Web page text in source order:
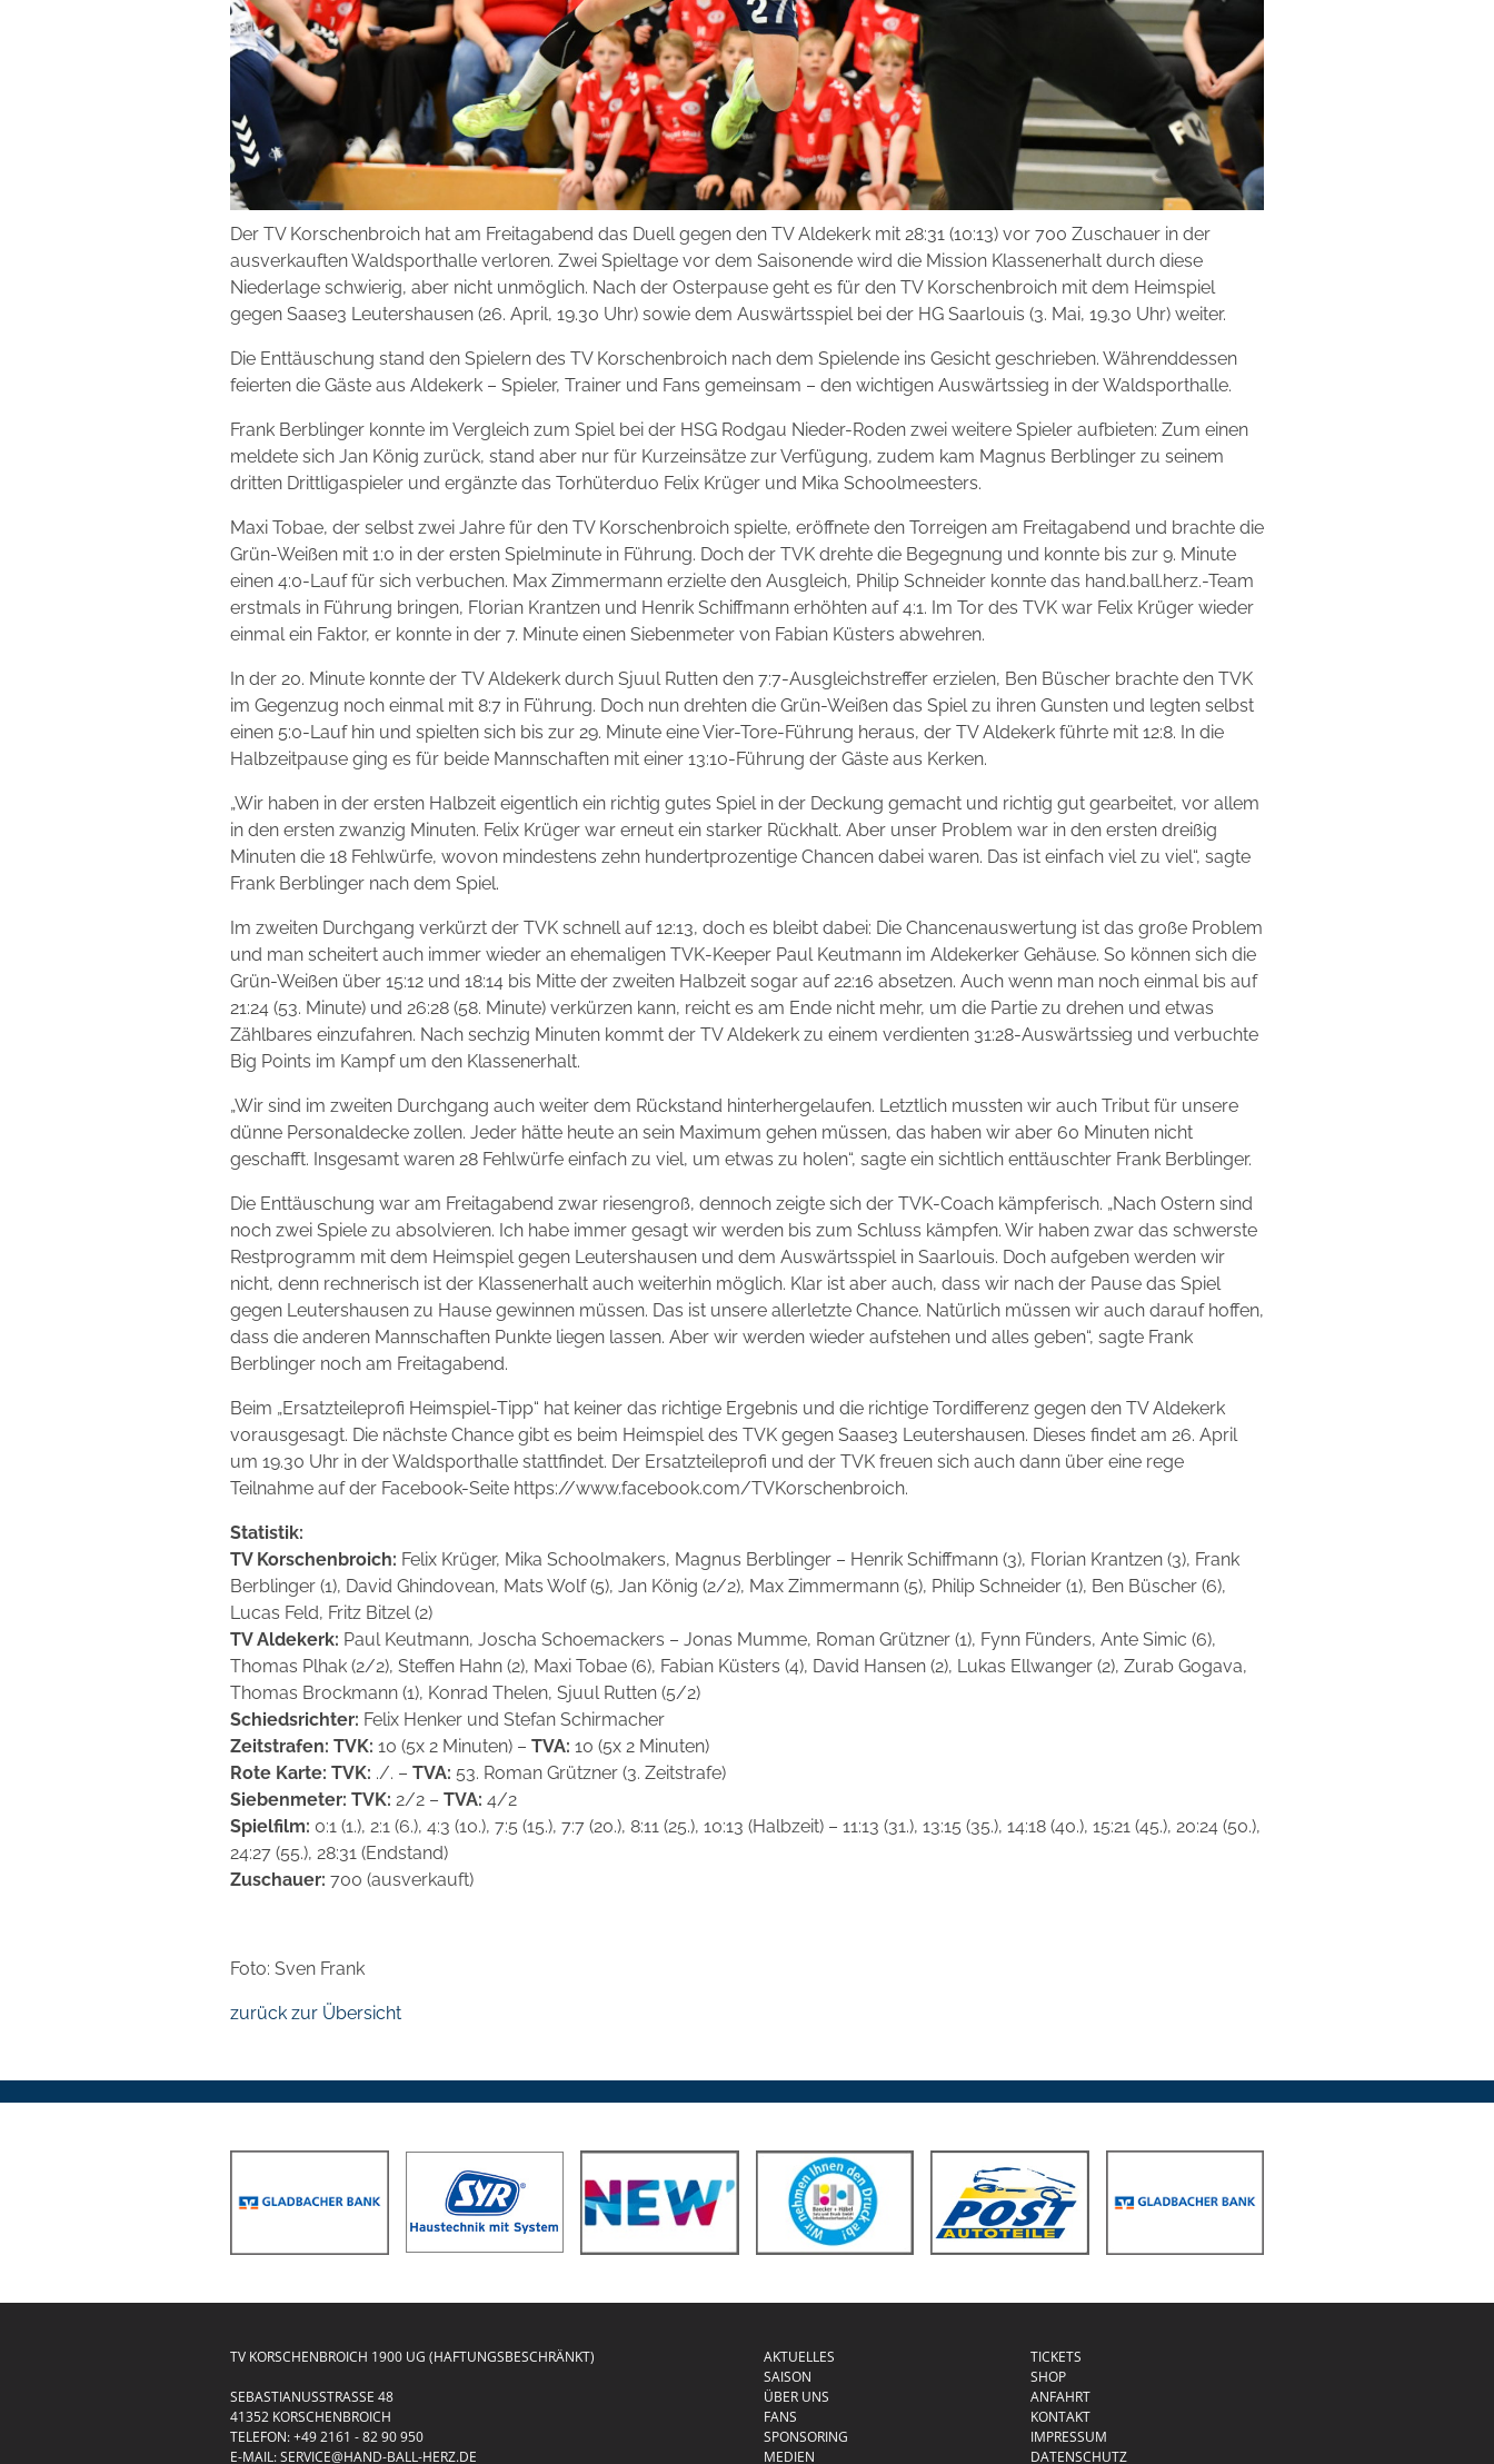
Der TV Korschenbroich hat am Freitagabend das Duell gegen den TV Aldekerk mit 28:31 (10:13) vor 700 Zuschauer in der
ausverkauften Waldsporthalle verloren. Zwei Spieltage vor dem Saisonende wird die Mission Klassenerhalt durch diese
Niederlage schwierig, aber nicht unmöglich. Nach der Osterpause geht es für den TV Korschenbroich mit dem Heimspiel
gegen Saase3 Leutershausen (26. April, 19.30 Uhr) sowie dem Auswärtsspiel bei der HG Saarlouis (3. Mai, 19.30 Uhr) weiter.
Die Enttäuschung stand den Spielern des TV Korschenbroich nach dem Spielende ins Gesicht geschrieben. Währenddessen
feierten die Gäste aus Aldekerk – Spieler, Trainer und Fans gemeinsam – den wichtigen Auswärtssieg in der Waldsporthalle.
Frank Berblinger konnte im Vergleich zum Spiel bei der HSG Rodgau Nieder-Roden zwei weitere Spieler aufbieten: Zum einen
meldete sich Jan König zurück, stand aber nur für Kurzeinsätze zur Verfügung, zudem kam Magnus Berblinger zu seinem
dritten Drittligaspieler und ergänzte das Torhüterduo Felix Krüger und Mika Schoolmeesters.
Maxi Tobae, der selbst zwei Jahre für den TV Korschenbroich spielte, eröffnete den Torreigen am Freitagabend und brachte die
Grün-Weißen mit 1:0 in der ersten Spielminute in Führung. Doch der TVK drehte die Begegnung und konnte bis zur 9. Minute
einen 4:0-Lauf für sich verbuchen. Max Zimmermann erzielte den Ausgleich, Philip Schneider konnte das hand.ball.herz.-Team
erstmals in Führung bringen, Florian Krantzen und Henrik Schiffmann erhöhten auf 4:1. Im Tor des TVK war Felix Krüger wieder
einmal ein Faktor, er konnte in der 7. Minute einen Siebenmeter von Fabian Küsters abwehren.
In der 20. Minute konnte der TV Aldekerk durch Sjuul Rutten den 7:7-Ausgleichstreffer erzielen, Ben Büscher brachte den TVK
im Gegenzug noch einmal mit 8:7 in Führung. Doch nun drehten die Grün-Weißen das Spiel zu ihren Gunsten und legten selbst
einen 5:0-Lauf hin und spielten sich bis zur 29. Minute eine Vier-Tore-Führung heraus, der TV Aldekerk führte mit 12:8. In die
Halbzeitpause ging es für beide Mannschaften mit einer 13:10-Führung der Gäste aus Kerken.
„Wir haben in der ersten Halbzeit eigentlich ein richtig gutes Spiel in der Deckung gemacht und richtig gut gearbeitet, vor allem
in den ersten zwanzig Minuten. Felix Krüger war erneut ein starker Rückhalt. Aber unser Problem war in den ersten dreißig
Minuten die 18 Fehlwürfe, wovon mindestens zehn hundertprozentige Chancen dabei waren. Das ist einfach viel zu viel“, sagte
Frank Berblinger nach dem Spiel.
Im zweiten Durchgang verkürzt der TVK schnell auf 12:13, doch es bleibt dabei: Die Chancenauswertung ist das große Problem
und man scheitert auch immer wieder an ehemaligen TVK-Keeper Paul Keutmann im Aldekerker Gehäuse. So können sich die
Grün-Weißen über 15:12 und 18:14 bis Mitte der zweiten Halbzeit sogar auf 22:16 absetzen. Auch wenn man noch einmal bis auf
21:24 (53. Minute) und 26:28 (58. Minute) verkürzen kann, reicht es am Ende nicht mehr, um die Partie zu drehen und etwas
Zählbares einzufahren. Nach sechzig Minuten kommt der TV Aldekerk zu einem verdienten 31:28-Auswärtssieg und verbuchte
Big Points im Kampf um den Klassenerhalt.
„Wir sind im zweiten Durchgang auch weiter dem Rückstand hinterhergelaufen. Letztlich mussten wir auch Tribut für unsere
dünne Personaldecke zollen. Jeder hätte heute an sein Maximum gehen müssen, das haben wir aber 60 Minuten nicht
geschafft. Insgesamt waren 28 Fehlwürfe einfach zu viel, um etwas zu holen“, sagte ein sichtlich enttäuschter Frank Berblinger.
Die Enttäuschung war am Freitagabend zwar riesengroß, dennoch zeigte sich der TVK-Coach kämpferisch. „Nach Ostern sind
noch zwei Spiele zu absolvieren. Ich habe immer gesagt wir werden bis zum Schluss kämpfen. Wir haben zwar das schwerste
Restprogramm mit dem Heimspiel gegen Leutershausen und dem Auswärtsspiel in Saarlouis. Doch aufgeben werden wir
nicht, denn rechnerisch ist der Klassenerhalt auch weiterhin möglich. Klar ist aber auch, dass wir nach der Pause das Spiel
gegen Leutershausen zu Hause gewinnen müssen. Das ist unsere allerletzte Chance. Natürlich müssen wir auch darauf hoffen,
dass die anderen Mannschaften Punkte liegen lassen. Aber wir werden wieder aufstehen und alles geben“, sagte Frank
Berblinger noch am Freitagabend.
Beim „Ersatzteileprofi Heimspiel-Tipp“ hat keiner das richtige Ergebnis und die richtige Tordifferenz gegen den TV Aldekerk
vorausgesagt. Die nächste Chance gibt es beim Heimspiel des TVK gegen Saase3 Leutershausen. Dieses findet am 26. April
um 19.30 Uhr in der Waldsporthalle stattfindet. Der Ersatzteileprofi und der TVK freuen sich auch dann über eine rege
Teilnahme auf der Facebook-Seite https://www.facebook.com/TVKorschenbroich.
Statistik:
TV Korschenbroich: Felix Krüger, Mika Schoolmakers, Magnus Berblinger – Henrik Schiffmann (3), Florian Krantzen (3), Frank
Berblinger (1), David Ghindovean, Mats Wolf (5), Jan König (2/2), Max Zimmermann (5), Philip Schneider (1), Ben Büscher (6),
Lucas Feld, Fritz Bitzel (2)
TV Aldekerk: Paul Keutmann, Joscha Schoemackers – Jonas Mumme, Roman Grützner (1), Fynn Fünders, Ante Simic (6),
Thomas Plhak (2/2), Steffen Hahn (2), Maxi Tobae (6), Fabian Küsters (4), David Hansen (2), Lukas Ellwanger (2), Zurab Gogava,
Thomas Brockmann (1), Konrad Thelen, Sjuul Rutten (5/2)
Schiedsrichter: Felix Henker und Stefan Schirmacher
Zeitstrafen: TVK: 10 (5x 2 Minuten) – TVA: 10 (5x 2 Minuten)
Rote Karte: TVK: ./. – TVA: 53. Roman Grützner (3. Zeitstrafe)
Siebenmeter: TVK: 2/2 – TVA: 4/2
Spielfilm: 0:1 (1.), 2:1 (6.), 4:3 (10.), 7:5 (15.), 7:7 (20.), 8:11 (25.), 10:13 (Halbzeit) – 11:13 (31.), 13:15 (35.), 14:18 (40.), 15:21 (45.), 20:24 (50.),
24:27 (55.), 28:31 (Endstand)
Zuschauer: 700 (ausverkauft)
Foto: Sven Frank
zurück zur Übersicht
TV KORSCHENBROICH 1900 UG (HAFTUNGSBESCHRÄNKT)
SEBASTIANUSSTRASSE 48
41352 KORSCHENBROICH
TELEFON:+49 2161 - 82 90 950
E-MAIL:SERVICE@HAND-BALL-HERZ.DE
AKTUELLES
SAISON
ÜBER UNS
FANS
SPONSORING
MEDIEN
TICKETS
SHOP
ANFAHRT
KONTAKT
IMPRESSUM
DATENSCHUTZ